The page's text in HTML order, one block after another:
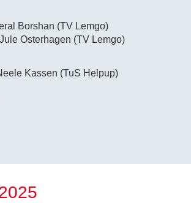
Borshan (TV Lemgo)
Osterhagen (TV Lemgo)
Kassen (TuS Helpup)